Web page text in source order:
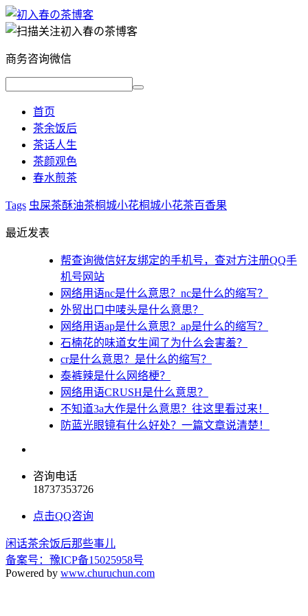
商务咨询微信
首页
茶余饭后
茶话人生
茶颜观色
春水煎茶
Tags 虫屎茶酥油茶桐城小花桐城小花茶百香果
最近发表
帮查询微信好友绑定的手机号，查对方注册QQ手
机号网站
网络用语nc是什么意思？nc是什么的缩写？
外贸出口中唛头是什么意思？
网络用语ap是什么意思？ap是什么的缩写？
石楠花的味道女生闻了为什么会害羞？
cr是什么意思？是什么的缩写？
泰裤辣是什么网络梗？
网络用语CRUSH是什么意思？
不知道3a大作是什么意思？往这里看过来！
防蓝光眼镜有什么好处？一篇文章说清楚！
咨询电话
18737353726
点击QQ咨询
闲话茶余饭后那些事儿
备案号：豫ICP备15025958号
Powered by www.churuchun.com